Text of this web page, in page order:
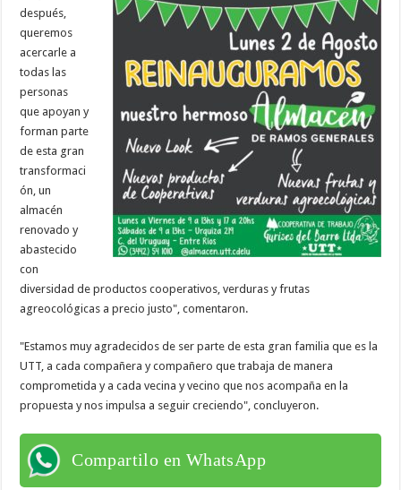
después,
queremos
acercarle a
todas las
personas
que apoyan y
forman parte
de esta gran
transformaci
ón, un
almacén
renovado y
abastecido
con
diversidad de productos cooperativos, verduras y frutas
agreocológicas a precio justo", comentaron.
"Estamos muy agradecidos de ser parte de esta gran familia que es la
UTT, a cada compañera y compañero que trabaja de manera
comprometida y a cada vecina y vecino que nos acompaña en la
propuesta y nos impulsa a seguir creciendo", concluyeron.
Compartilo en WhatsApp